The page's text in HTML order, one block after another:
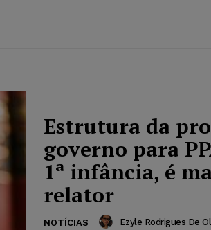
Estrutura da
governo para
1ª infância, é
relator
NOTÍCIAS Ezyle Rodrigues De